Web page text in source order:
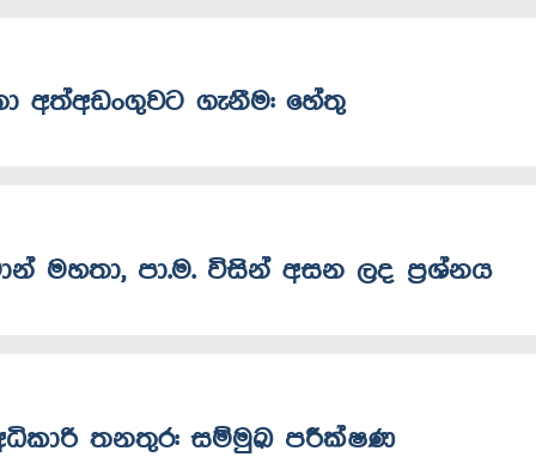
අත්අඩංගුවට ගැනීම: හේතු
මහතා, පා.ම. විසින් අසන ලද ප්‍රශ්නය
අධිකාරි තනතුර: සම්මුඛ පරීක්ෂණ